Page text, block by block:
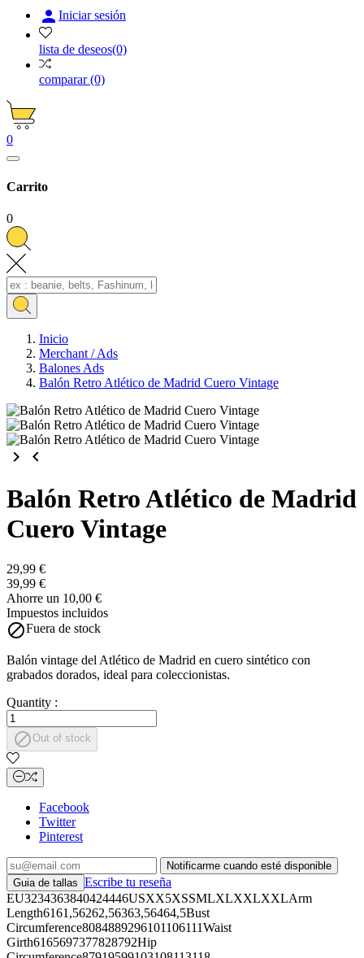
 Iniciar sesión
lista de deseos(0)
comparar(0)
0
Carrito
0
Inicio
Merchant / Ads
Balones Ads
Balón Retro Atlético de Madrid Cuero Vintage
keyboard_arrow_right keyboard_arrow_left
Balón Retro Atlético de Madrid
Cuero Vintage
29,99 €
39,99 €
Ahorre un 10,00 €
Impuestos incluidos
Fuera de stock
Balón vintage del Atlético de Madrid en cuero sintético con
grabados dorados, ideal para coleccionistas.
Quantity :
Out of stock
Facebook
Twitter
Pinterest
Notificarme cuando esté disponible
Guia de tallas Escribe tu reseña
EU3234363840424446USXX5XSSMLXLXXLXXLArm
Length6161,56262,56363,56464,5Bust
Circumference8084889296101106111Waist
Girth6165697377828792Hip